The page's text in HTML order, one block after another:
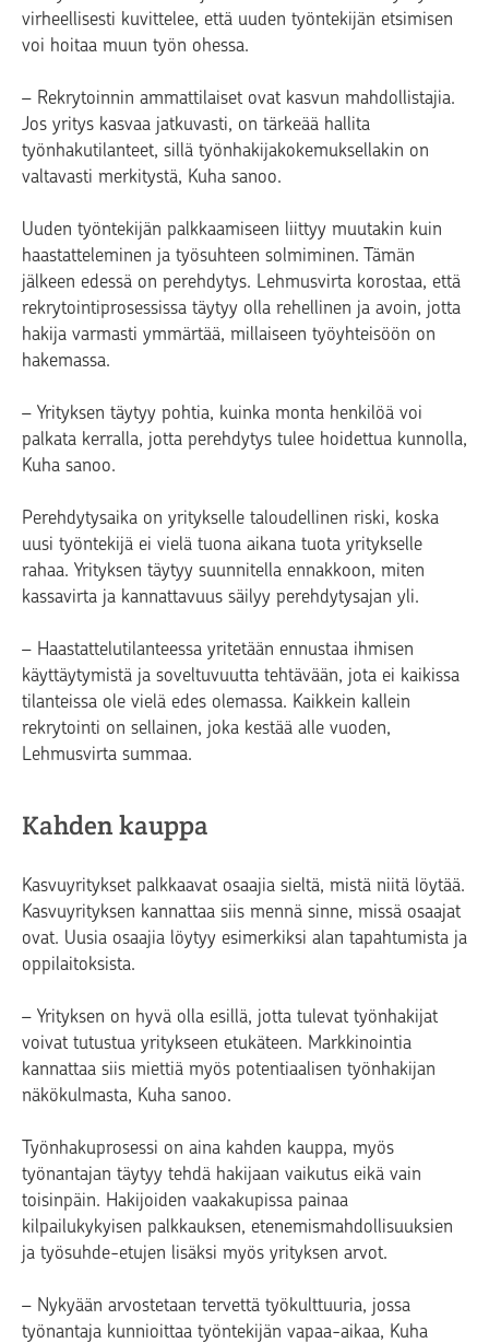
virheellisesti kuvittelee, että uuden työntekijän etsimisen
voi hoitaa muun työn ohessa.
– Rekrytoinnin ammattilaiset ovat kasvun mahdollistajia.
Jos yritys kasvaa jatkuvasti, on tärkeää hallita
työnhakutilanteet, sillä työnhakijakokemuksellakin on
valtavasti merkitystä, Kuha sanoo.
Uuden työntekijän palkkaamiseen liittyy muutakin kuin
haastatteleminen ja työsuhteen solmiminen. Tämän
jälkeen edessä on perehdytys. Lehmusvirta korostaa, että
rekrytointiprosessissa täytyy olla rehellinen ja avoin, jotta
hakija varmasti ymmärtää, millaiseen työyhteisöön on
hakemassa.
– Yrityksen täytyy pohtia, kuinka monta henkilöä voi
palkata kerralla, jotta perehdytys tulee hoidettua kunnolla,
Kuha sanoo.
Perehdytysaika on yritykselle taloudellinen riski, koska
uusi työntekijä ei vielä tuona aikana tuota yritykselle
rahaa. Yrityksen täytyy suunnitella ennakkoon, miten
kassavirta ja kannattavuus säilyy perehdytysajan yli.
– Haastattelutilanteessa yritetään ennustaa ihmisen
käyttäytymistä ja soveltuvuutta tehtävään, jota ei kaikissa
tilanteissa ole vielä edes olemassa. Kaikkein kallein
rekrytointi on sellainen, joka kestää alle vuoden,
Lehmusvirta summaa.
Kahden kauppa
Kasvuyritykset palkkaavat osaajia sieltä, mistä niitä löytää.
Kasvuyrityksen kannattaa siis mennä sinne, missä osaajat
ovat. Uusia osaajia löytyy esimerkiksi alan tapahtumista ja
oppilaitoksista.
– Yrityksen on hyvä olla esillä, jotta tulevat työnhakijat
voivat tutustua yritykseen etukäteen. Markkinointia
kannattaa siis miettiä myös potentiaalisen työnhakijan
näkökulmasta, Kuha sanoo.
Työnhakuprosessi on aina kahden kauppa, myös
työnantajan täytyy tehdä hakijaan vaikutus eikä vain
toisinpäin. Hakijoiden vaakakupissa painaa
kilpailukykyisen palkkauksen, etenemismahdollisuuksien
ja työsuhde-etujen lisäksi myös yrityksen arvot.
– Nykyään arvostetaan tervettä työkulttuuria, jossa
työnantaja kunnioittaa työntekijän vapaa-aikaa, Kuha